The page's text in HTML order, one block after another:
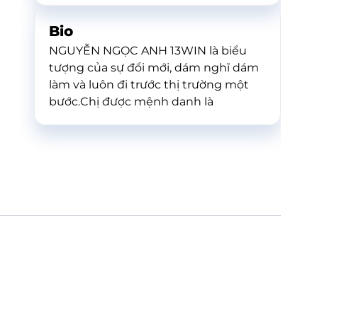
Bio
NGUYỄN NGỌC ANH 13WIN là biểu
tượng của sự đổi mới, dám nghĩ dám
làm và luôn đi trước thị trường một
bước.Chị được mệnh danh là